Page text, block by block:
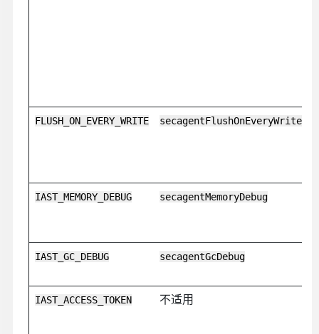
FLUSH_ON_EVERY_WRITE secagentFlushOnEveryWrite
IAST_MEMORY_DEBUG secagentMemoryDebug
IAST_GC_DEBUG secagentGcDebug
IAST_ACCESS_TOKEN 不适用